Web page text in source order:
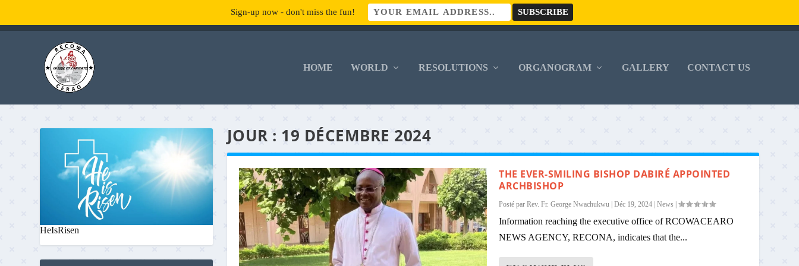
HOME WORLD RESOLUTIONS ORGANOGRAM GALLERY CONTACT US
JOUR : 19 DÉCEMBRE 2024
THE EVER-SMILING BISHOP DABIRÉ APPOINTED
ARCHBISHOP
Posté parRev. Fr. George Nwachukwu |Déc 19, 2024 |News |
Information reaching the executive office of RCOWACEARO
NEWS AGENCY, RECONA, indicates that the...
HeIsRisen
Sign-up now - don't miss the fun!